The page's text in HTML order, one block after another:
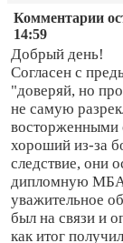
Комментарии
14:59
Добрый день!
Согласен с
"доверяй, но
не самую
восторженными
хороший из-за
следствие, они
дипломную МБА
уважительное
был на связи и
как итог